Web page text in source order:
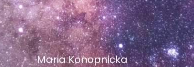
Maria Konopnicka